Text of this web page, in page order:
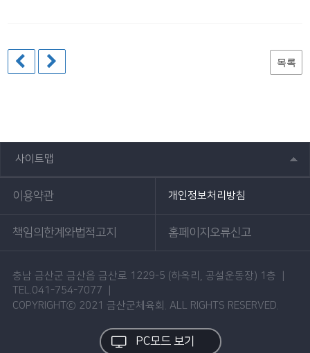
목록
사이트맵
이용약관 개인정보처리방침
책임의한계와법적고지 홈페이지오류신고
충남 금산군 금산읍 금산로 1229-5 (하옥리, 공설운동장) 1층 |
TEL.041-754-7077 |
COPYRIGHTⓒ 2021 금산군체육회. ALL RIGHTS RESERVED.
PC모드 보기